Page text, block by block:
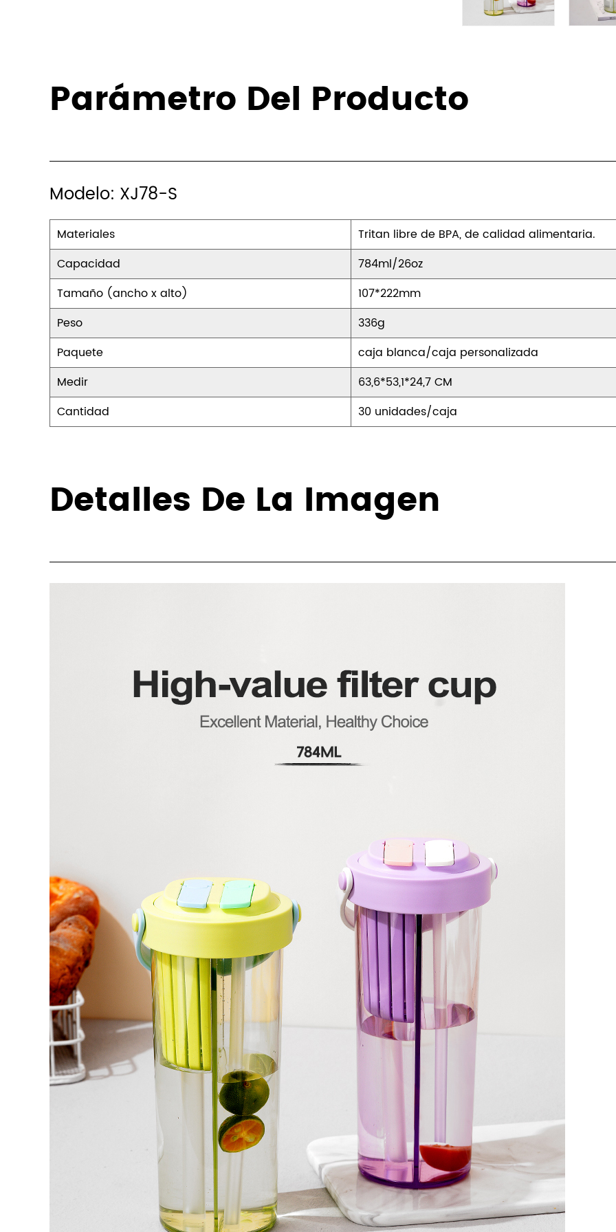
Tamiz incorporado:
refrescante en todo
Fondo redondeado
redondeado, lo que
bebidas. Fabricado con
en que nuestro vaso se
Diseño versátil y
también versátil y
Opciones de
adaptarse a sus
color atrevido y vibrante
un simple recipiente
imprescindible para
versátiles, colador
compañero para cada
dondequiera que te
nuestro vaso Tritan
Parámetro Del Producto
Modelo: XJ78-S
Materiales
Tritan libre de BPA, de calidad alimentaria.
Capacidad
784ml/26oz
Tamaño (ancho x alto)
107*222mm
Peso
336g
Paquete
caja blanca/caja personalizada
Medir
63,6*53,1*24,7 CM
Cantidad
30 unidades/caja
Detalles De La Imagen